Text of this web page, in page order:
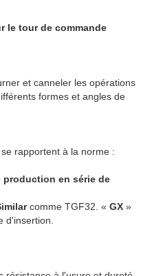
le tour de commande
et canneler les opérations
formes et angles de
rapportent à la norme :
production en série de
comme TGF32. « GX »
d'insertion.